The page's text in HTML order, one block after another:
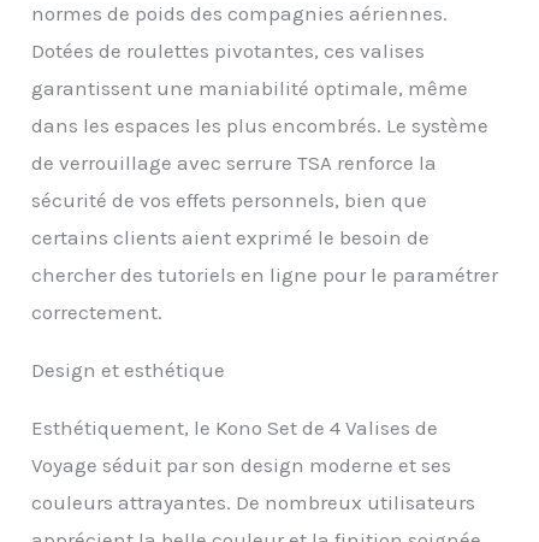
conviviale approuvée par
le TSA, s'assure que vos
sécurité et que l'agent
TSA est en mesure de
sans briser le verrou; Il
est également équipé
qui utilise un fil à 5 brins
pour protéger les dents
lubrification en TPE
les roues, la valise de
voyage se déplace très
normes de poids des compagnies aériennes.
Dotées de roulettes pivotantes, ces valises
garantissent une maniabilité optimale, même
dans les espaces les plus encombrés. Le système
de verrouillage avec serrure TSA renforce la
sécurité de vos effets personnels, bien que
certains clients aient exprimé le besoin de
chercher des tutoriels en ligne pour le paramétrer
correctement.
Design et esthétique
Esthétiquement, le Kono Set de 4 Valises de
Voyage séduit par son design moderne et ses
couleurs attrayantes. De nombreux utilisateurs